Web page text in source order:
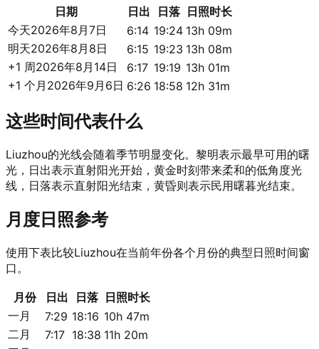
日期 日出 日落
日照时长
今天2026年8月7日 6:14 19:24 13h 09m
明天2026年8月8日 6:15 19:23 13h 08m
+1 周2026年8月14日 6:17 19:19 13h 01m
+1 个月 2026年9月6日 6:26 18:58 12h 31m
这些时间代表什么
Liuzhou的光线会随着季节明显变化。黎明表示最早可用的曙
光，日出表示直射阳光开始，黄金时刻带来柔和的低角度光
线，日落表示直射阳光结束，黄昏则表示民用曙暮光结束。
月度日照参考
使用下表比较Liuzhou在当前年份各个月份的典型日照时间窗
口。
月份 日出 日落 日照时长
一月
7:29 18:16 10h 47m
二月
7:17 18:38 11h 20m